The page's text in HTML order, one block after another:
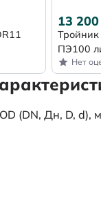
13
ПЭ100
Нет
(DN, Дн, D, d),